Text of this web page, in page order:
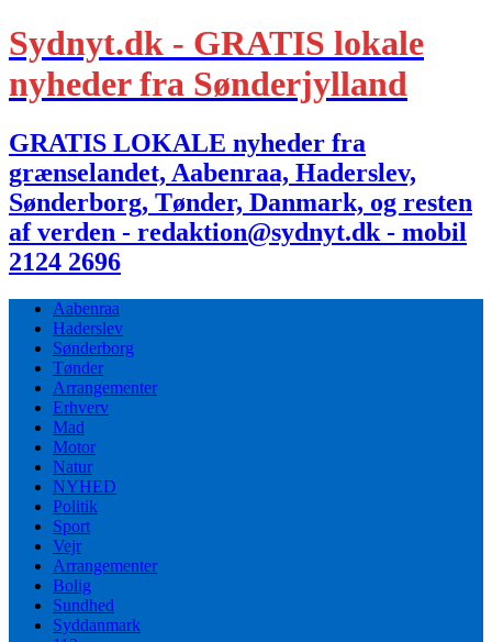
Sydnyt.dk - GRATIS lokale
nyheder fra Sønderjylland
GRATIS LOKALE nyheder fra
grænselandet, Aabenraa, Haderslev,
Sønderborg, Tønder, Danmark, og resten
af verden - redaktion@sydnyt.dk - mobil
2124 2696
Aabenraa
Haderslev
Sønderborg
Tønder
Arrangementer
Erhverv
Mad
Motor
Natur
NYHED
Politik
Sport
Vejr
Arrangementer
Bolig
Sundhed
Syddanmark